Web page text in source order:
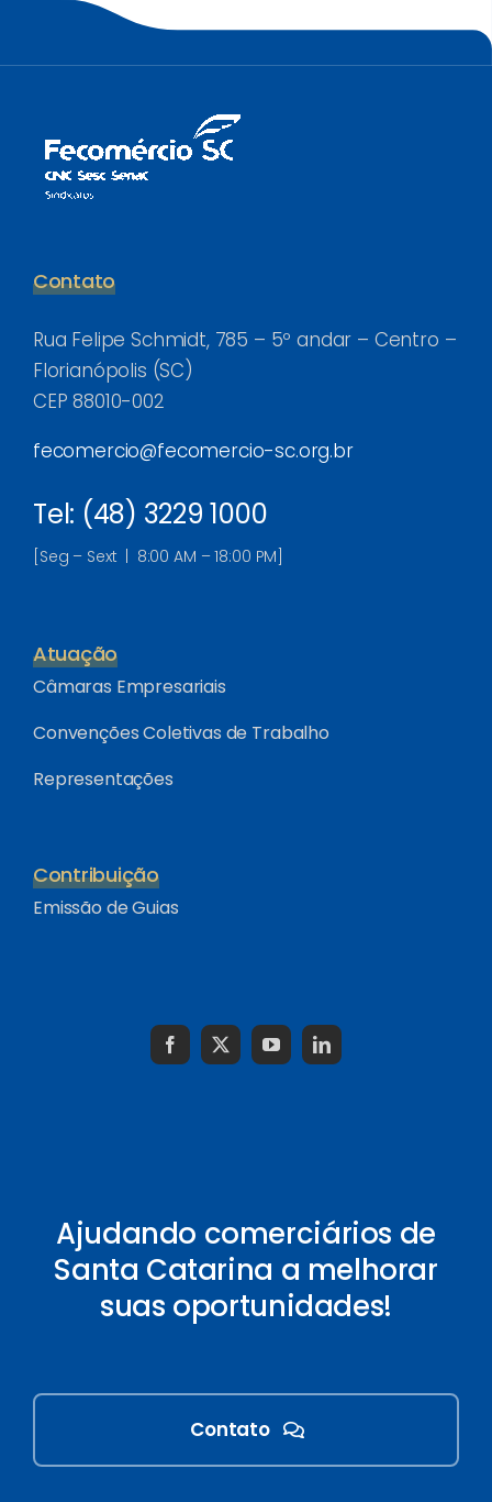
Contato
Rua Felipe Schmidt, 785 – 5º andar – Centro –
Florianópolis (SC)
CEP 88010-002
fecomercio@fecomercio-sc.org.br
Tel: (48) 3229 1000
[Seg – Sext | 8:00 AM – 18:00 PM]
Atuação
Câmaras Empresariais
Convenções Coletivas de Trabalho
Representações
Contribuição
Emissão de Guias
Ajudando comerciários de
Santa Catarina a melhorar
suas oportunidades!
Contato